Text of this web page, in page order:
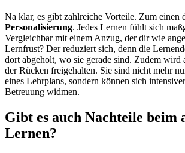
Na klar, es gibt zahlreiche Vorteile. Zum einen
Personalisierung. Jedes Lernen fühlt sich
Vergleichbar mit einem Anzug, der dir wie
Lernfrust? Der reduziert sich, denn die
dort abgeholt, wo sie gerade sind. Zudem wird
der Rücken freigehalten. Sie sind nicht mehr
eines Lehrplans, sondern können sich
Betreuung widmen.
Gibt es auch Nachteile beim
Lernen?